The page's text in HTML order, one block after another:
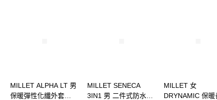
MILLET ALPHA LT 男
保暖彈性化纖外套
MILLET SENECA
3IN1 男 二件式防水保
MILLET 女
DRYNAMIC 保暖